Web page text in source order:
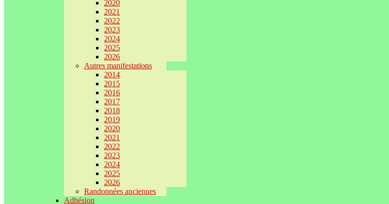
2020
2021
2022
2023
2024
2025
2026
Autres manifestations
2014
2015
2016
2017
2018
2019
2020
2021
2022
2023
2024
2025
2026
Randonnées anciennes
Adhésion